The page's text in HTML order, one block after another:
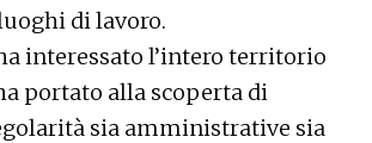
di lavoro.
interessato l’intero territorio
portato alla scoperta di
sia amministrative sia